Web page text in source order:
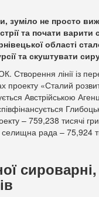
зуміло не просто
та почати
області
та скуштувати
Створення лінії із
«Сталий
Австрійською
– 759,238 тисячі
рада – 75,924